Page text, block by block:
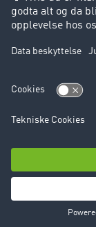
Impressum
© TIMOCOM